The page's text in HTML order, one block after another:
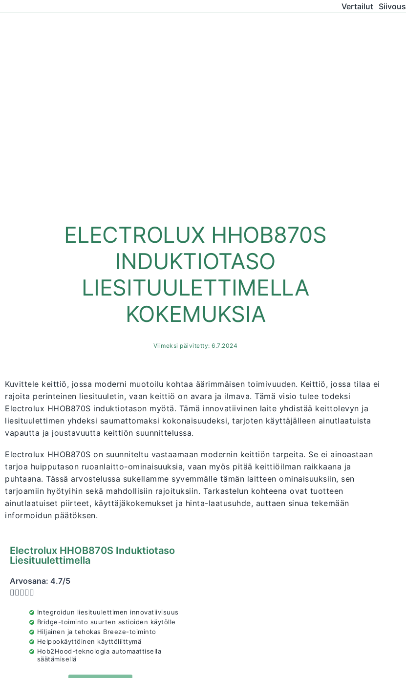
Vertailut Siivous
ELECTROLUX HHOB870S
INDUKTIOTASO
LIESITUULETTIMELLA
KOKEMUKSIA
Viimeksi päivitetty: 6.7.2024
Kuvittele keittiö, jossa moderni muotoilu kohtaa äärimmäisen toimivuuden. Keittiö, jossa tilaa ei
rajoita perinteinen liesituuletin, vaan keittiö on avara ja ilmava. Tämä visio tulee todeksi
Electrolux HHOB870S induktiotason myötä. Tämä innovatiivinen laite yhdistää keittolevyn ja
liesituulettimen yhdeksi saumattomaksi kokonaisuudeksi, tarjoten käyttäjälleen ainutlaatuista
vapautta ja joustavuutta keittiön suunnittelussa.
Electrolux HHOB870S on suunniteltu vastaamaan modernin keittiön tarpeita. Se ei ainoastaan
tarjoa huipputason ruoanlaitto-ominaisuuksia, vaan myös pitää keittiöilman raikkaana ja
puhtaana. Tässä arvostelussa sukellamme syvemmälle tämän laitteen ominaisuuksiin, sen
tarjoamiin hyötyihin sekä mahdollisiin rajoituksiin. Tarkastelun kohteena ovat tuotteen
ainutlaatuiset piirteet, käyttäjäkokemukset ja hinta-laatusuhde, auttaen sinua tekemään
informoidun päätöksen.
Electrolux HHOB870S Induktiotaso
Liesituulettimella
Arvosana: 4.7/5

Integroidun liesituulettimen innovatiivisuus
Bridge-toiminto suurten astioiden käytölle
Hiljainen ja tehokas Breeze-toiminto
Helppokäyttöinen käyttöliittymä
Hob2Hood-teknologia automaattisella
säätämisellä